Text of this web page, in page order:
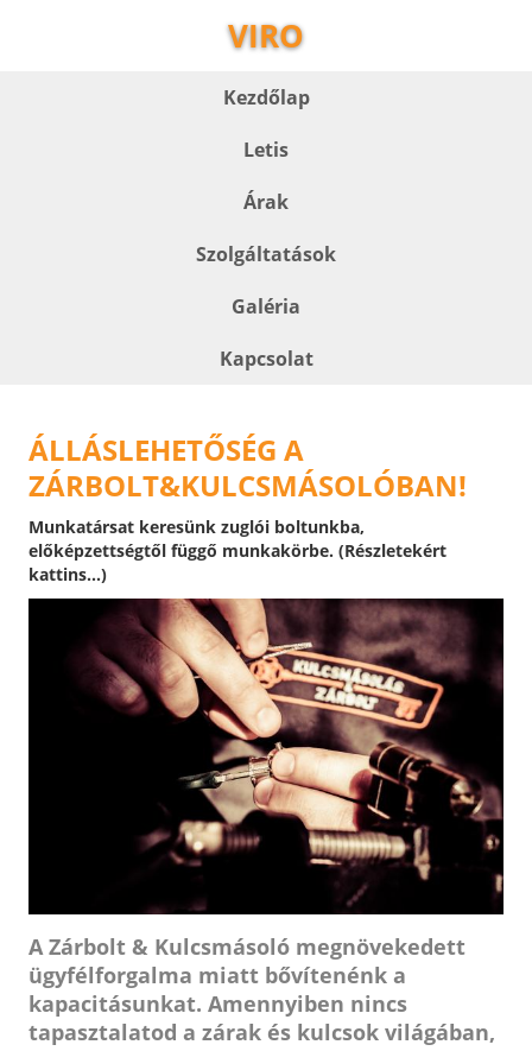
VIRO
Kezdőlap
Letis
Árak
Szolgáltatások
Galéria
Kapcsolat
ÁLLÁSLEHETŐSÉG A
ZÁRBOLT&KULCSMÁSOLÓBAN!
Munkatársat keresünk zuglói boltunkba,
előképzettségtől függő munkakörbe. (Részletekért
kattins...)
A Zárbolt & Kulcsmásoló megnövekedett
ügyfélforgalma miatt bővítenénk a
kapacitásunkat. Amennyiben nincs
tapasztalatod a zárak és kulcsok világában,